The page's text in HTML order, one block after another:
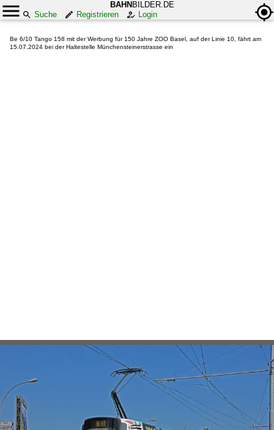
BAHN BILDER.DE
Suche
Registrieren Login
Be 6/10 Tango 158 mit der Werbung für 150 Jahre ZOO Basel, auf der Linie 10, fährt am
15.07.2024 bei der Haltestelle Münchensteinerstrasse ein